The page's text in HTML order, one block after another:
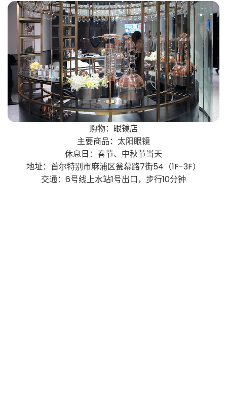
购物：眼镜店
主要商品：太阳眼镜
休息日：春节、中秋节当天
地址：首尔特别市麻浦区瓮幕路7街54（1F-3F）
交通：6号线上水站1号出口，步行10分钟